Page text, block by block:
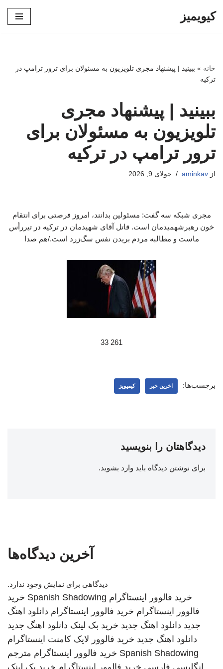
کیویمیز
خانه » ببینید | پیشنهاد مجری تلویزیون به مسئولان برای ترور ترامپ در
ترکیه
ببینید | پیشنهاد مجری
تلویزیون به مسئولان برای
ترور ترامپ در ترکیه
از aminkav جولای 9, 2026
مجری شبکه سه گفت: مسئولین بدانند، امروز فرصتی برای انتقام
خون رهبرشهمیدمان است. قاتل آقای شهیدمان در ترکیه در تیررأس
ماست و مطالبه مردم بریدن نفس سگ‌زرد است./هم صدا
261 33
برچسب‌ها: اخرین خبر کیمیویز
دیدگاهتان را بنویسید
برای نوشتن دیدگاه باید وارد بشوید.
آخرین دیدگاه‌ها
دیدگاهی برای نمایش وجود ندارد.
خرید فالوور اینستاگرام Spanish Shadowing خرید
فالوور اینستاگرام خرید فالوور اینستاگرام دانلود اهنگ
جدید دانلود اهنگ جدید خرید بک لینک دانلود اهنگ جدید
دانلود اهنگ جدید خرید فالوور لایک کامنت اینستاگرام
Spanish Shadowing خرید فالوور اینستاگرام مترجم
انگلیسی فارسی خرید فالوور اینستاگرام خرید بک لینک